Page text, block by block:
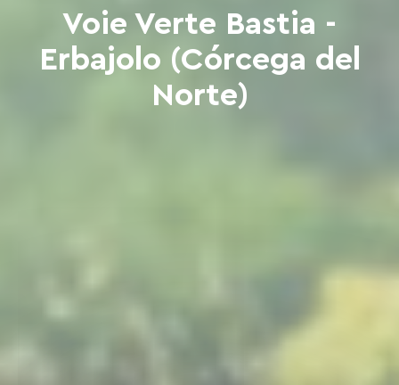
Voie Verte Bastia -
Erbajolo (Córcega del
Norte)